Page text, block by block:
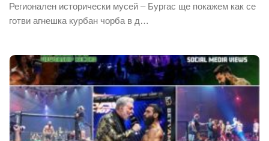
Регионален исторически мусей – Бургас ще покажем как се
готви агнешка курбан чорба в д…